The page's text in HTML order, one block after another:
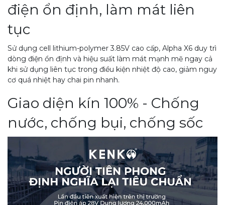
điện ổn định, làm mát liên
tục
Sử dụng cell lithium-polymer 3.85V cao cấp, Alpha X6 duy trì
dòng điện ổn định và hiệu suất làm mát mạnh mẽ ngay cả
khi sử dụng liên tục trong điều kiện nhiệt độ cao, giảm nguy
cơ quá nhiệt hay chai pin nhanh.
Giao diện kín 100% - Chống
nước, chống bụi, chống sốc